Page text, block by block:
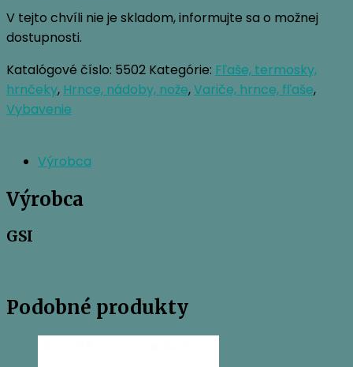
V tejto chvíli nie je skladom, informujte sa o možnej
dostupnosti.
Katalógové číslo: 5502 Kategórie: Fľaše, termosky,
hrnčeky, Hrnce, nádoby, nože,Variče, hrnce, fľaše,
Vybavenie
Výrobca
Výrobca
GSI
Podobné produkty